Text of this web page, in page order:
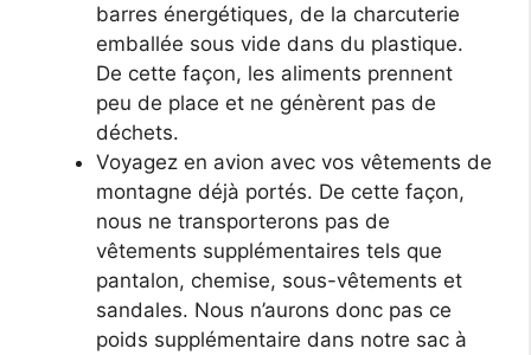
barres énergétiques, de la charcuterie
emballée sous vide dans du plastique.
De cette façon, les aliments prennent
peu de place et ne génèrent pas de
déchets.
Voyagez en avion avec vos vêtements de
montagne déjà portés. De cette façon,
nous ne transporterons pas de
vêtements supplémentaires tels que
pantalon, chemise, sous-vêtements et
sandales. Nous n’aurons donc pas ce
poids supplémentaire dans notre sac à